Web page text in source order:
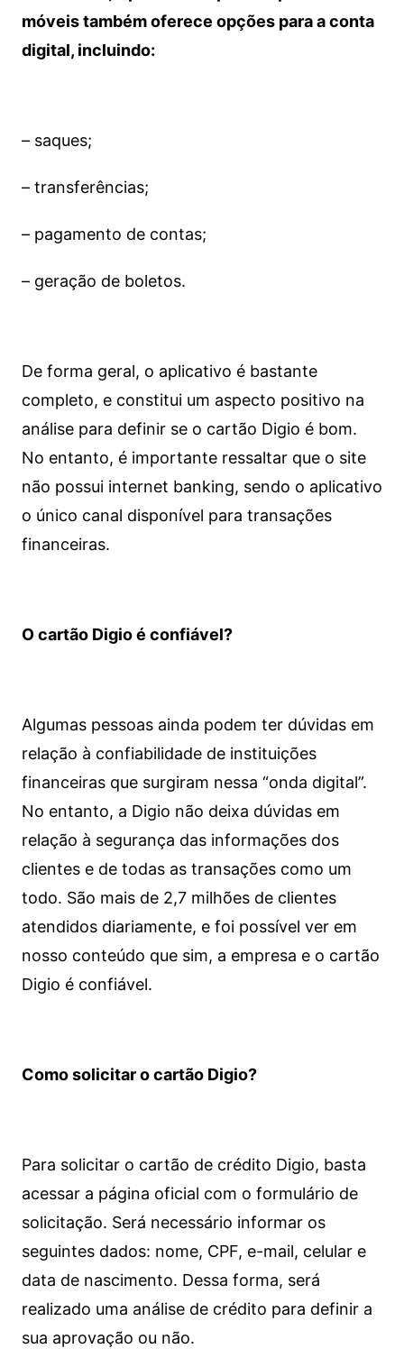
móveis também oferece opções para a conta
digital, incluindo:
– saques;
– transferências;
– pagamento de contas;
– geração de boletos.
De forma geral, o aplicativo é bastante
completo, e constitui um aspecto positivo na
análise para definir se o cartão Digio é bom.
No entanto, é importante ressaltar que o site
não possui internet banking, sendo o aplicativo
o único canal disponível para transações
financeiras.
O cartão Digio é confiável?
Algumas pessoas ainda podem ter dúvidas em
relação à confiabilidade de instituições
financeiras que surgiram nessa “onda digital”.
No entanto, a Digio não deixa dúvidas em
relação à segurança das informações dos
clientes e de todas as transações como um
todo. São mais de 2,7 milhões de clientes
atendidos diariamente, e foi possível ver em
nosso conteúdo que sim, a empresa e o cartão
Digio é confiável.
Como solicitar o cartão Digio?
Para solicitar o cartão de crédito Digio, basta
acessar a página oficial com o formulário de
solicitação. Será necessário informar os
seguintes dados: nome, CPF, e-mail, celular e
data de nascimento. Dessa forma, será
realizado uma análise de crédito para definir a
sua aprovação ou não.